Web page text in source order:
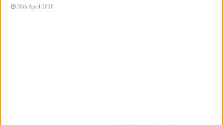
30th April 2026